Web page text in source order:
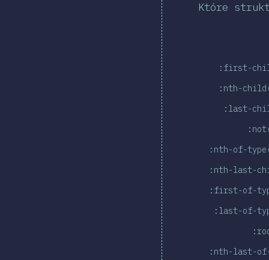
Które
:nth-last-
:last-of-
:first-of-
:nth-last-
:nth-of-
:last-
:nth-
:first-